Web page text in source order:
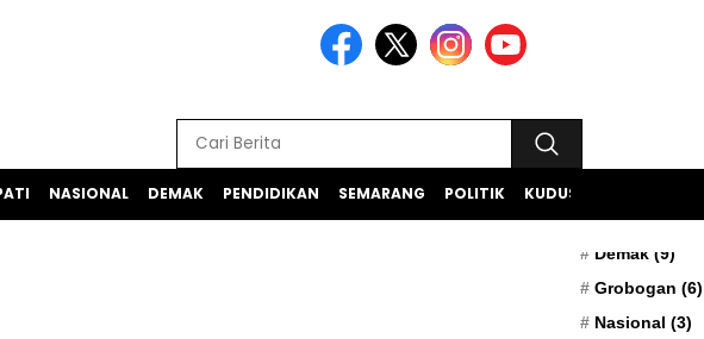
NASIONAL DEMAK PENDIDIKAN SEMARANG POLITIK KUDUS
Apresiasi(5)
Demak (9)
Grobogan (6)
Nasional (3)